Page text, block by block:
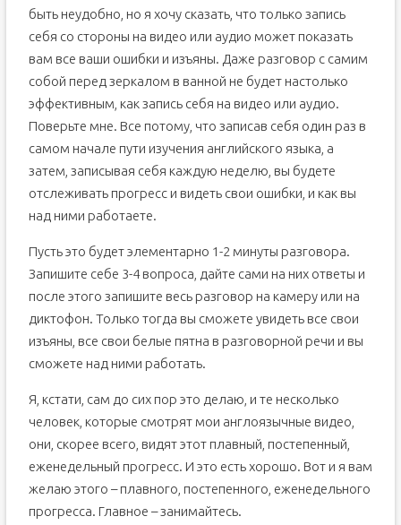
быть неудобно, но я хочу сказать, что только запись
себя со стороны на видео или аудио может показать
вам все ваши ошибки и изъяны. Даже разговор с самим
собой перед зеркалом в ванной не будет настолько
эффективным, как запись себя на видео или аудио.
Поверьте мне. Все потому, что записав себя один раз в
самом начале пути изучения английского языка, а
затем, записывая себя каждую неделю, вы будете
отслеживать прогресс и видеть свои ошибки, и как вы
над ними работаете.
Пусть это будет элементарно 1-2 минуты разговора.
Запишите себе 3-4 вопроса, дайте сами на них ответы и
после этого запишите весь разговор на камеру или на
диктофон. Только тогда вы сможете увидеть все свои
изъяны, все свои белые пятна в разговорной речи и вы
сможете над ними работать.
Я, кстати, сам до сих пор это делаю, и те несколько
человек, которые смотрят мои англоязычные видео,
они, скорее всего, видят этот плавный, постепенный,
еженедельный прогресс. И это есть хорошо. Вот и я вам
желаю этого – плавного, постепенного, еженедельного
прогресса. Главное – занимайтесь.